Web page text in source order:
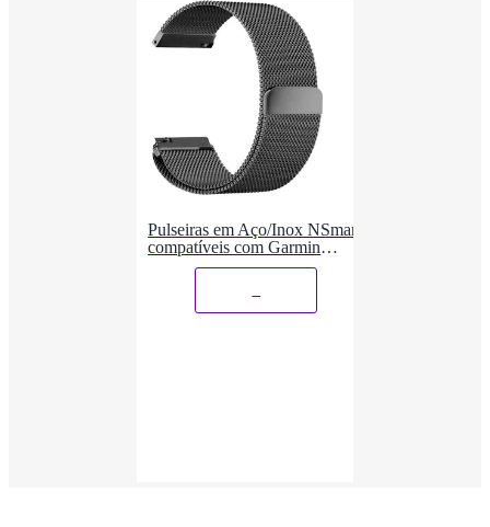
Pulseiras em Aço/Inox NSmart
compatíveis com Garmin
Forerunner 220 230 235 620